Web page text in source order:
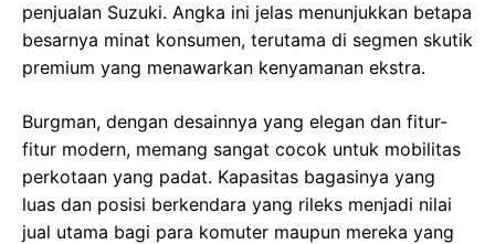
penjualan Suzuki. Angka ini jelas menunjukkan betapa
besarnya minat konsumen, terutama di segmen skutik
premium yang menawarkan kenyamanan ekstra.
Burgman, dengan desainnya yang elegan dan fitur-
fitur modern, memang sangat cocok untuk mobilitas
perkotaan yang padat. Kapasitas bagasinya yang
luas dan posisi berkendara yang rileks menjadi nilai
jual utama bagi para komuter maupun mereka yang